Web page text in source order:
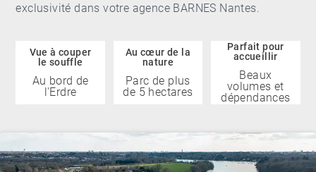
exclusivité dans votre agence BARNES Nantes.
Vue à couper
le souffle
Au bord de
l'Erdre
Au cœur de la
nature
Parc de plus
de 5 hectares
Parfait pour
accueillir
Beaux
volumes et
dépendances